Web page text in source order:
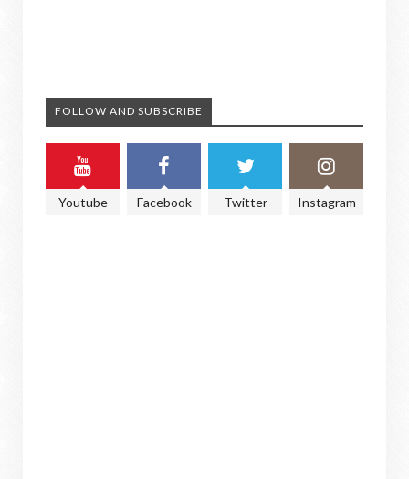
FOLLOW AND SUBSCRIBE
Youtube Facebook Twitter Instagram